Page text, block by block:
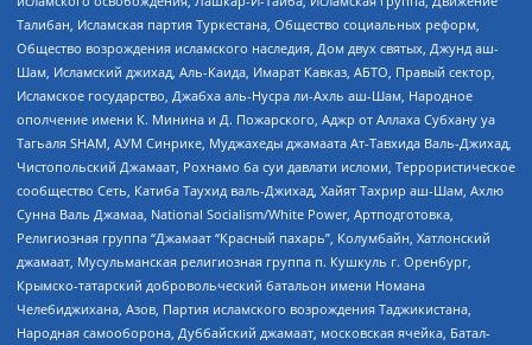
Талибан, Исламская партия Туркестана, Общество социальных реформ,
Общество возрождения исламского наследия, Дом двух святых, Джунд аш-
Шам, Исламский джихад, Аль-Каида, Имарат Кавказ, АБТО, Правый сектор,
Исламское государство, Джабха аль-Нусра ли-Ахль аш-Шам, Народное
ополчение имени К. Минина и Д. Пожарского, Аджр от Аллаха Субхану уа
Тагьаля SHAM, АУМ Синрике, Муджахеды джамаата Ат-Тавхида Валь-Джихад,
Чистопольский Джамаат, Рохнамо ба суи давлати исломи, Террористическое
сообщество Сеть, Катиба Таухид валь-Джихад, Хайят Тахрир аш-Шам, Ахлю
Сунна Валь Джамаа, National Socialism/White Power, Артподготовка,
Религиозная группа “Джамаат “Красный пахарь”, Колумбайн, Хатлонский
джамаат, Мусульманская религиозная группа п. Кушкуль г. Оренбург,
Крымско-татарский добровольческий батальон имени Номана
Челебиджихана, Азов, Партия исламского возрождения Таджикистана,
Народная самооборона, Дуббайский джамаат, московская ячейка, Батал-